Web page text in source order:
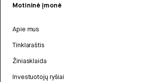
Motininė įmonė
Apie mus
Tinklaraštis
Žiniasklaida
Investuotojų ryšiai